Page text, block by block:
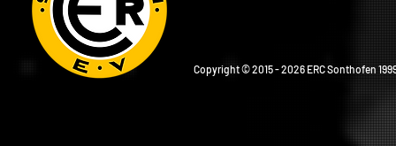
Copyright © 2015 - 2026 ERC Sonthofen